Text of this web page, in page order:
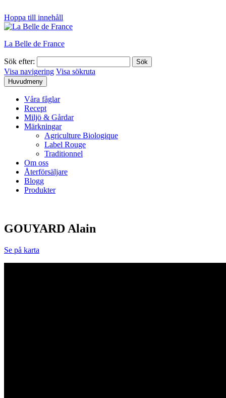
Hoppa till innehåll
La Belle de France
Sök efter:
Visa navigering Visa sökruta
Huvudmeny
Våra fåglar
Recept
Miljö & Gårdar
Märkningar
Agriculture Biologique
Label Rouge
Traditionnel
Om oss
Återförsäljare
Blogg
Produkter
GOUYARD Alain
Se på karta